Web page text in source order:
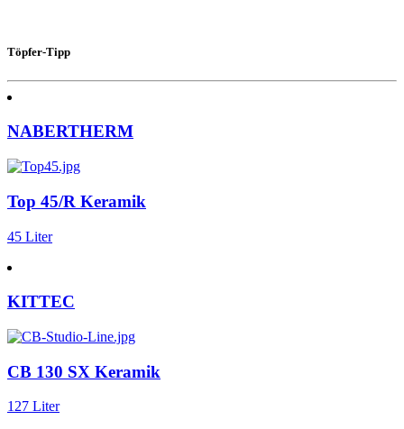
Töpfer-Tipp
NABERTHERM
Top 45/R Keramik
45 Liter
KITTEC
CB 130 SX Keramik
127 Liter